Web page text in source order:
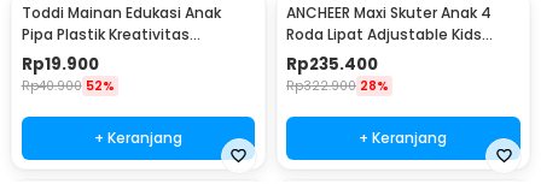
Toddi Mainan Edukasi Anak
Pipa Plastik Kreativitas
Bangunan 4D STEM - 88003
Rp19.900
Rp40.900 52%
+ Keranjang
ANCHEER Maxi Skuter Anak 4
Roda Lipat Adjustable Kids
Scooter - QZ-001
Rp235.400
Rp322.900 28%
+ Keranjang